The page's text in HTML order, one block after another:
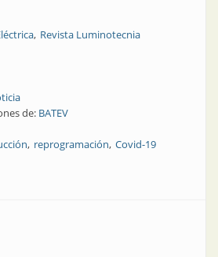
Revista Luminotecnia
de: BATEV
reprogramación Covid-19
pasa a 2021